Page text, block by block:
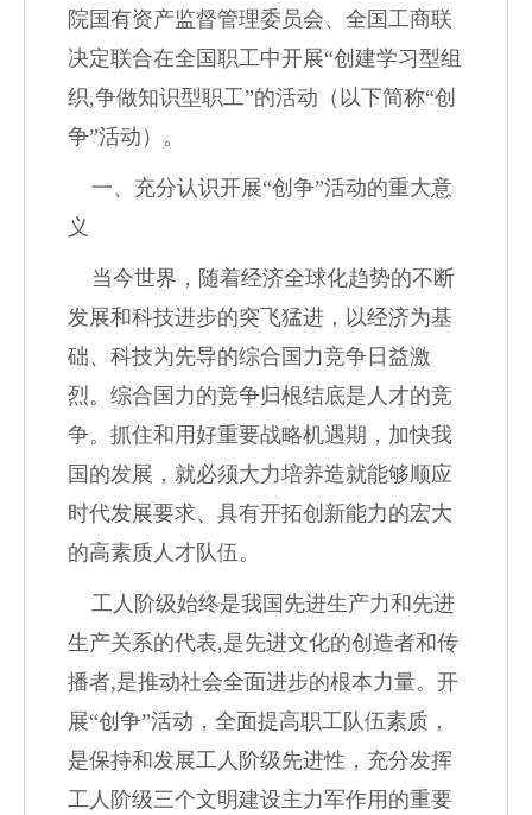
院国有资产监督管理委员会、全国工商联
决定联合在全国职工中开展“创建学习型组
织,争做知识型职工”的活动（以下简称“创
争”活动）。
一、充分认识开展“创争”活动的重大意
义
当今世界，随着经济全球化趋势的不断
发展和科技进步的突飞猛进，以经济为基
础、科技为先导的综合国力竞争日益激
烈。综合国力的竞争归根结底是人才的竞
争。抓住和用好重要战略机遇期，加快我
国的发展，就必须大力培养造就能够顺应
时代发展要求、具有开拓创新能力的宏大
的高素质人才队伍。
工人阶级始终是我国先进生产力和先进
生产关系的代表,是先进文化的创造者和传
播者,是推动社会全面进步的根本力量。开
展“创争”活动，全面提高职工队伍素质，
是保持和发展工人阶级先进性，充分发挥
工人阶级三个文明建设主力军作用的重要